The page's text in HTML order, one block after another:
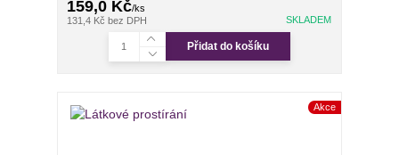
159,0 Kč/ks
131,4 Kčbez DPH SKLADEM
Přidat do košíku
Akce